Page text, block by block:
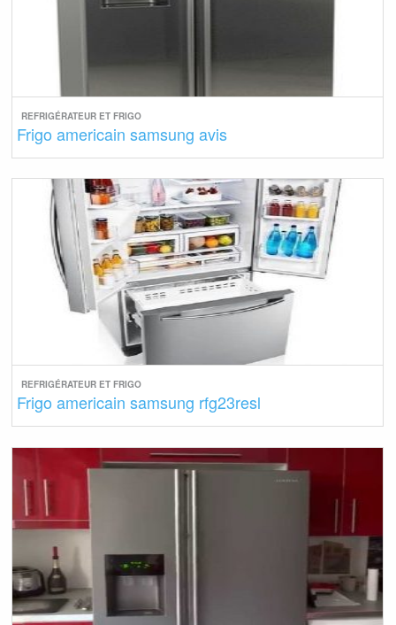
REFRIGÉRATEUR ET FRIGO
Frigo americain samsung avis
REFRIGÉRATEUR ET FRIGO
Frigo americain samsung rfg23resl